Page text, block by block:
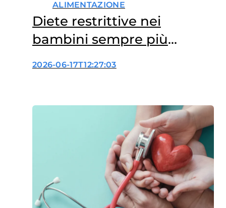
ALIMENTAZIONE
Diete restrittive nei
bambini sempre più
diffuse, anche senza
2026-06-17T12:27:03